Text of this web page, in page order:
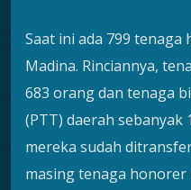
Saat ini ada 799
Madina. Rinciannya,
683 orang dan tenaga
(PTT) daerah sebanyak
mereka sudah
masing tenaga honorer